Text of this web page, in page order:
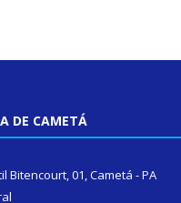
DE CAMETÁ
Bitencourt, 01, Cametá - PA